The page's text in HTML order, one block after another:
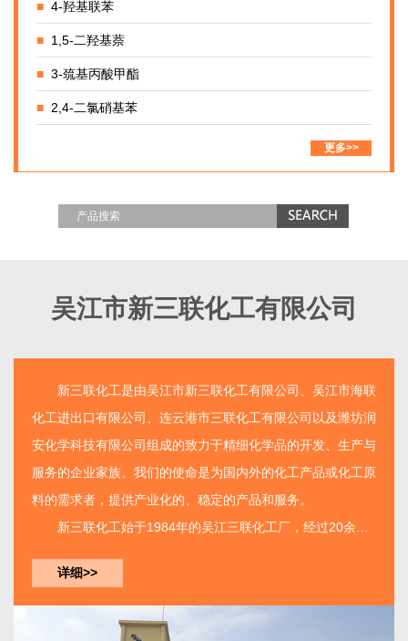
■4-羟基联苯
■ 1,5-二羟基萘
■3-巯基丙酸甲酯
■ 2,4-二氯硝基苯
更多>>
吴江市新三联化工有限公司
新三联化工是由吴江市新三联化工有限公司
、吴江市海联
化工进出口有限公司、连云港市三联化工有限公司以及潍坊润
安化学科技有限公司组成的致力于精细化学品的开发、生产与
服务的企业家族。我们的使命是为国内外的化工产品或化工原
料的需求者，提供产业化的、稳定的产品和服务。
新三联化工始于1984年的吴江三联化工厂，经过20余年
基地集开发、生产、服务...
详细>>